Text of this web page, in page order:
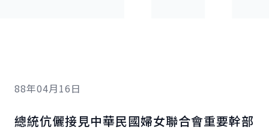
88年04月16日
總統伉儷接見中華民國婦女聯合會重要幹部